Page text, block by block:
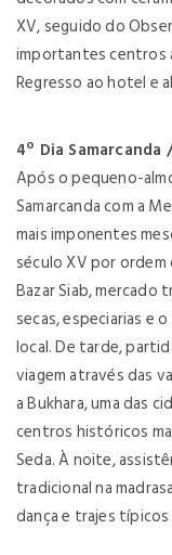
XV, seguido do
importantes centros
Regresso ao hotel e
4º Dia Samarcanda
Após o pequeno-
Samarcanda com a
mais imponentes
século XV por
Bazar Siab,
secas, especiarias e
local. De tarde,
viagem através das
a Bukhara, uma das
centros históricos
Seda. À noite,
tradicional na
dança e trajes